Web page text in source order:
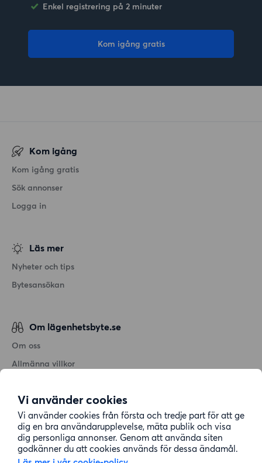
Vi använder cookies
Vi använder cookies från första och tredje part för att ge
dig en bra användarupplevelse, mäta publik och visa
dig personliga annonser. Genom att använda siten
godkänner du att cookies används för dessa ändamål.
Enkel registrering på 2 minuter
Kom igång gratis
Kom igång
Kom igång gratis
Sök annonser
Logga in
Läs mer
Nyheter och tips
Bytesansökan
Om lägenhetsbyte.se
Om oss
Allmänna villkor
Cookiepolicy
Sitemap
Kundtjänst